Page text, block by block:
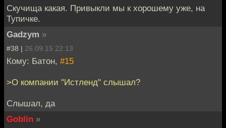
Скучища какая. Привыкли мы к хорошему уже, на
Тупичке.
Gadzym »
#38 | 26.09.15 22:13
Кому: Батон, #15
>О компании "Истленд" слышал?
Слышал, да
Goblin »